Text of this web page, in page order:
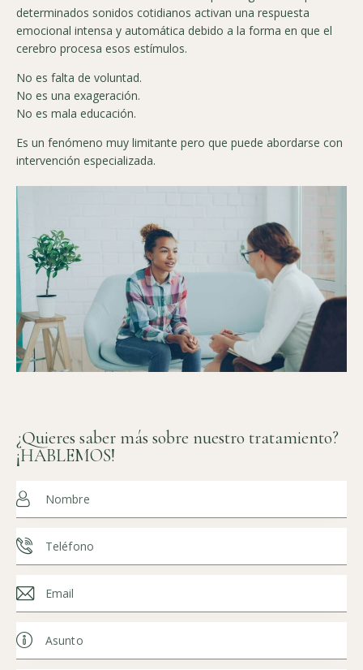
determinados sonidos cotidianos activan una respuesta
emocional intensa y automática debido a la forma en que el
cerebro procesa esos estímulos.
No es falta de voluntad.
No es una exageración.
No es mala educación.
Es un fenómeno muy limitante pero que puede abordarse con
intervención especializada.
¿Quieres saber más sobre nuestro tratamiento?
¡HABLEMOS!